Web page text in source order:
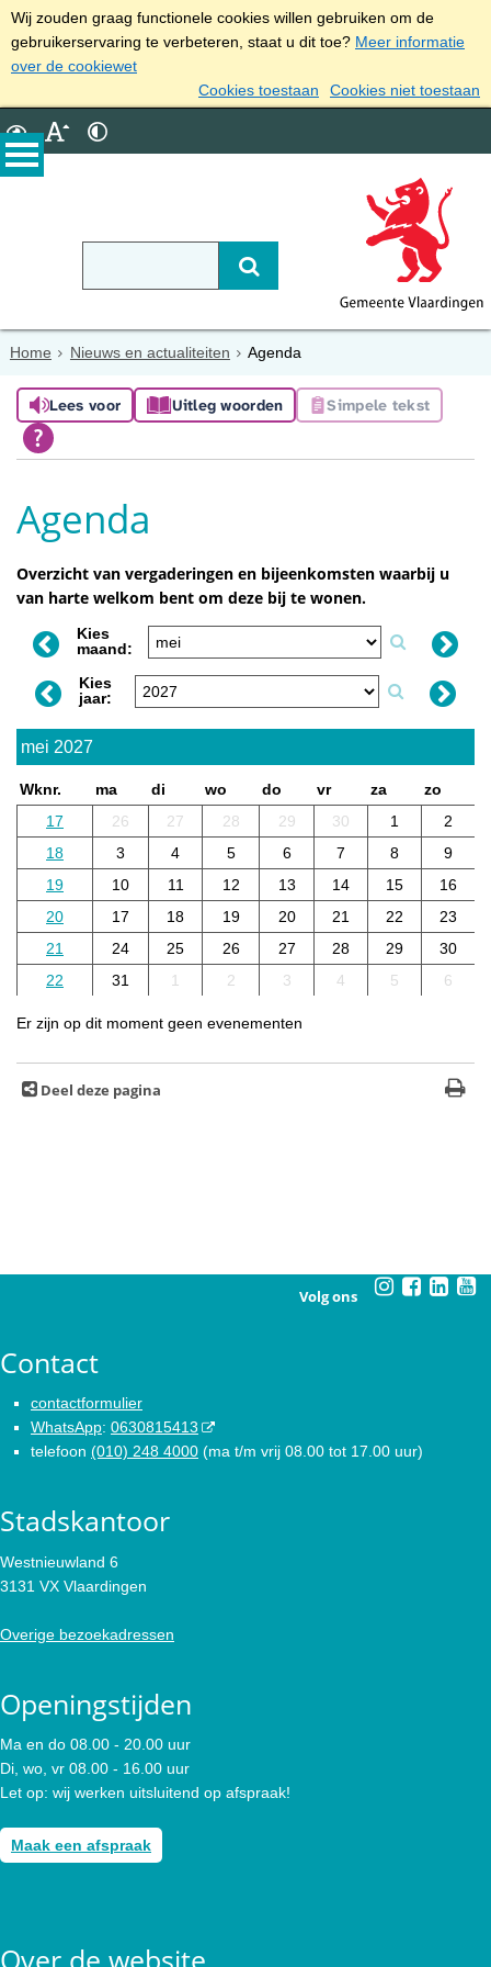
Wij zouden graag functionele cookies willen gebruiken om de
gebruikerservaring te verbeteren, staat u dit toe? Meer informatie
over de cookiewet
Cookies toestaan
Cookies niet toestaan
Home Nieuws en actualiteiten Agenda
Lees voor Uitleg woorden Simpele tekst
Agenda
Overzicht van vergaderingen en bijeenkomsten waarbij u
van harte welkom bent om deze bij te wonen.
Kies
maand:
Kies
jaar:
mei 2027
Wknr. ma di wo do vr za
zo
17
26 27 28 29 30 1
2
18
3 4 5 6 7 8
9
19
10 11 12 13 14 15
16
20
17 18 19 20 21 22
23
21
24 25 26 27 28 29
30
22
31 1 2 3 4 5 6
Er zijn op dit moment geen evenementen
Deel deze pagina
Volg ons
Contact
contactformulier
WhatsApp: 0630815413
telefoon (010) 248 4000 (ma t/m vrij 08.00 tot 17.00 uur)
Stadskantoor
Westnieuwland 6
3131 VX Vlaardingen
Overige bezoekadressen
Openingstijden
Ma en do 08.00 - 20.00 uur
Di, wo, vr 08.00 - 16.00 uur
Let op: wij werken uitsluitend op afspraak!
Maak een afspraak